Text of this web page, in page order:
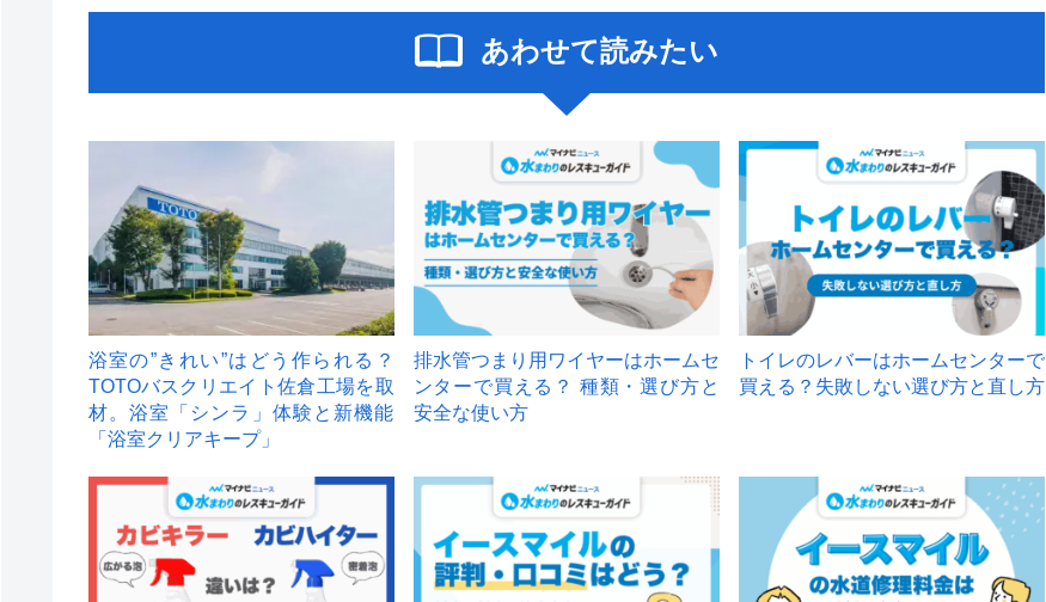
あわせて読みたい
浴室の”きれい”はどう作られる？
TOTOバスクリエイト佐倉工場を取
材。浴室「シンラ」体験と新機能
「浴室クリアキープ」
排水管つまり用ワイヤーはホームセ
ンターで買える？ 種類・選び方と
安全な使い方
トイレのレバーはホームセンターで
買える？失敗しない選び方と直し方